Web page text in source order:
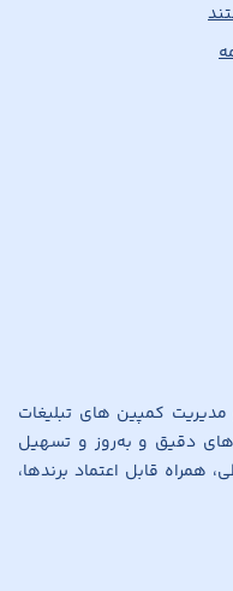
کمپین های تبلیغات
دقیق و به‌روز و تسهیل
قابل اعتماد برندها،